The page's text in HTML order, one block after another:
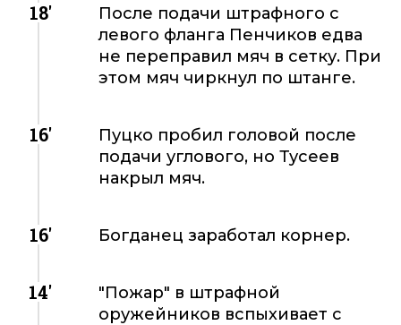
18'
После подачи штрафного с
левого фланга Пенчиков едва
не переправил мяч в сетку. При
этом мяч чиркнул по штанге.
16'
Пуцко пробил головой после
подачи углового, но Тусеев
накрыл мяч.
16' Богданец заработал корнер.
14'
"Пожар" в штрафной
оружейников вспыхивает с